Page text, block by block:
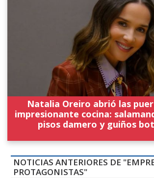
Natalia Oreiro abrió las
impresionante cocina:
pisos damero y guiños
NOTICIAS ANTERIORES DE
PROTAGONISTAS"